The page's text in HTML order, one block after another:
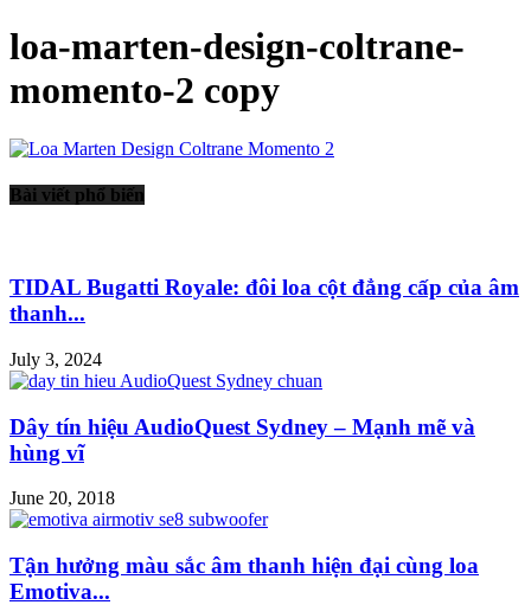
loa-marten-design-coltrane-
momento-2 copy
Bài viết phổ biến
TIDAL Bugatti Royale: đôi loa cột đẳng cấp của âm
thanh...
July 3, 2024
Dây tín hiệu AudioQuest Sydney – Mạnh mẽ và
hùng vĩ
June 20, 2018
Tận hưởng màu sắc âm thanh hiện đại cùng loa
Emotiva...